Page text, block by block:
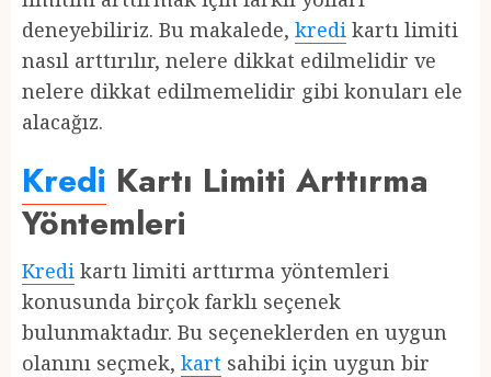
deneyebiliriz. Bu makalede, kredi kartı limiti
nasıl arttırılır, nelere dikkat edilmelidir ve
nelere dikkat edilmemelidir gibi konuları ele
alacağız.
Kredi Kartı Limiti Arttırma
Yöntemleri
Kredi kartı limiti arttırma yöntemleri
konusunda birçok farklı seçenek
bulunmaktadır. Bu seçeneklerden en uygun
olanını seçmek, kart sahibi için uygun bir